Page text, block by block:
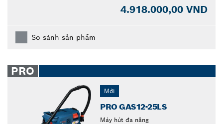
4.918.000,00 VND
So sánh sản phẩm
PRO
Mới
PRO GAS12-25LS
Máy hút đa năng